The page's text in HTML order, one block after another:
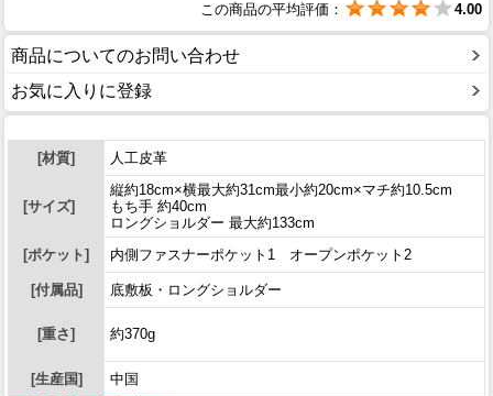
この商品の平均評価： 4.00
商品についてのお問い合わせ
お気に入りに登録
[材質] 人工皮革
[サイズ]
縦約18cm×横最大約31cm最小約20cm×マチ約10.5cm
もち手 約40cm
ロングショルダー 最大約133cm
[ポケット]
内側ファスナーポケット1 オープンポケット2
[付属品] 底敷板・ロングショルダー
[重さ] 約370g
[生産国] 中国